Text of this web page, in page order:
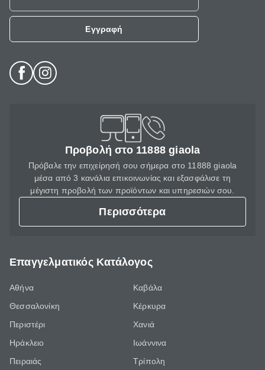
Εγγραφή
Προβολή στο 11888 giaola
Πρόβαλε την επιχείρησή σου σήμερα στο 11888 giaola
μέσα από 3 κανάλια επικοινωνίας και εξασφάλισε τη
μέγιστη προβολή των προϊόντων και υπηρεσιών σου.
Περισσότερα
Επαγγελματικός Κατάλογος
Αθήνα
Θεσσαλονίκη
Περιστέρι
Ηράκλειο
Πειραιάς
Καβάλα
Κέρκυρα
Χανιά
Ιωάννινα
Τρίπολη